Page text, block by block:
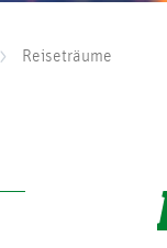
Reiseträume